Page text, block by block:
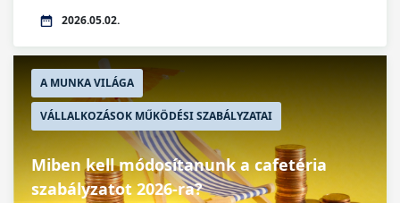
2026.05.02.
A MUNKA VILÁGA
VÁLLALKOZÁSOK MŰKÖDÉSI SZABÁLYZATAI
Miben kell módosítanunk a cafetéria
szabályzatot 2026-ra?